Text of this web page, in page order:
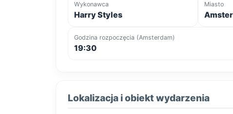
Wykonawca
Harry Styles
Miasto
Godzina rozpoczęcia (Amsterdam)
19:30
Lokalizacja i obiekt wydarzenia